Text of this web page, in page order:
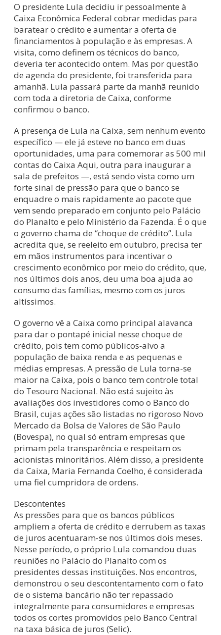
O presidente Lula decidiu ir pessoalmente à
Caixa Econômica Federal cobrar medidas para
baratear o crédito e aumentar a oferta de
financiamentos à população e às empresas. A
visita, como definem os técnicos do banco,
deveria ter acontecido ontem. Mas por questão
de agenda do presidente, foi transferida para
amanhã. Lula passará parte da manhã reunido
com toda a diretoria de Caixa, conforme
confirmou o banco.
A presença de Lula na Caixa, sem nenhum evento
específico — ele já esteve no banco em duas
oportunidades, uma para comemorar as 500 mil
contas do Caixa Aqui, outra para inaugurar a
sala de prefeitos —, está sendo vista como um
forte sinal de pressão para que o banco se
enquadre o mais rapidamente ao pacote que
vem sendo preparado em conjunto pelo Palácio
do Planalto e pelo Ministério da Fazenda. É o que
o governo chama de “choque de crédito”. Lula
acredita que, se reeleito em outubro, precisa ter
em mãos instrumentos para incentivar o
crescimento econômico por meio do crédito, que,
nos últimos dois anos, deu uma boa ajuda ao
consumo das famílias, mesmo com os juros
altíssimos.
O governo vê a Caixa como principal alavanca
para dar o pontapé inicial nesse choque de
crédito, pois tem como públicos-alvo a
população de baixa renda e as pequenas e
médias empresas. A pressão de Lula torna-se
maior na Caixa, pois o banco tem controle total
do Tesouro Nacional. Não está sujeito às
avaliações dos investidores como o Banco do
Brasil, cujas ações são listadas no rigoroso Novo
Mercado da Bolsa de Valores de São Paulo
(Bovespa), no qual só entram empresas que
primam pela transparência e respeitam os
acionistas minoritários. Além disso, a presidente
da Caixa, Maria Fernanda Coelho, é considerada
uma fiel cumpridora de ordens.
Descontentes
As pressões para que os bancos públicos
ampliem a oferta de crédito e derrubem as taxas
de juros acentuaram-se nos últimos dois meses.
Nesse período, o próprio Lula comandou duas
reuniões no Palácio do Planalto com os
presidentes dessas instituições. Nos encontros,
demonstrou o seu descontentamento com o fato
de o sistema bancário não ter repassado
integralmente para consumidores e empresas
todos os cortes promovidos pelo Banco Central
na taxa básica de juros (Selic).